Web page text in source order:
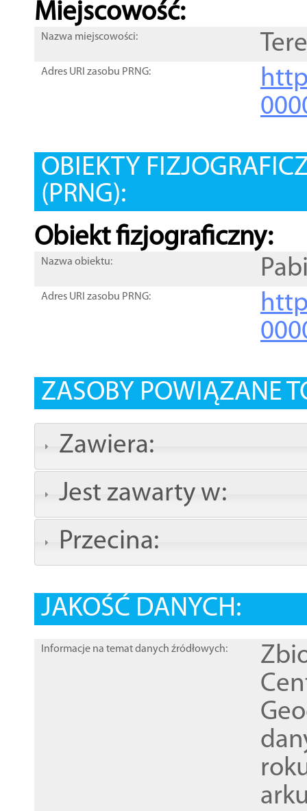
Miejscowość:
Nazwa miejscowości:
Adres URI zasobu PRNG:
OBIEKTY
(PRNG):
Obiekt fizjograficzny:
Nazwa obiektu:
Adres URI zasobu PRNG:
ZASOBY POWIĄZANE
Zawiera:
Jest zawarty w:
Przecina:
JAKOŚĆ DANYCH:
Informacje na temat danych źródłowych: